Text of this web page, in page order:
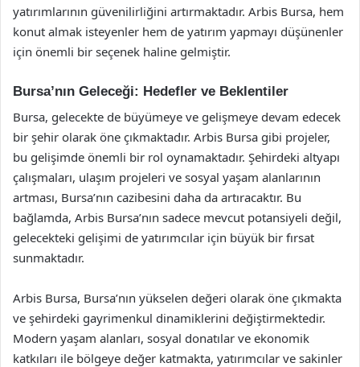
yatırımlarının güvenilirliğini artırmaktadır. Arbis Bursa, hem
konut almak isteyenler hem de yatırım yapmayı düşünenler
için önemli bir seçenek haline gelmiştir.
Bursa’nın Geleceği: Hedefler ve Beklentiler
Bursa, gelecekte de büyümeye ve gelişmeye devam edecek
bir şehir olarak öne çıkmaktadır. Arbis Bursa gibi projeler,
bu gelişimde önemli bir rol oynamaktadır. Şehirdeki altyapı
çalışmaları, ulaşım projeleri ve sosyal yaşam alanlarının
artması, Bursa’nın cazibesini daha da artıracaktır. Bu
bağlamda, Arbis Bursa’nın sadece mevcut potansiyeli değil,
gelecekteki gelişimi de yatırımcılar için büyük bir fırsat
sunmaktadır.
Arbis Bursa, Bursa’nın yükselen değeri olarak öne çıkmakta
ve şehirdeki gayrimenkul dinamiklerini değiştirmektedir.
Modern yaşam alanları, sosyal donatılar ve ekonomik
katkıları ile bölgeye değer katmakta, yatırımcılar ve sakinler